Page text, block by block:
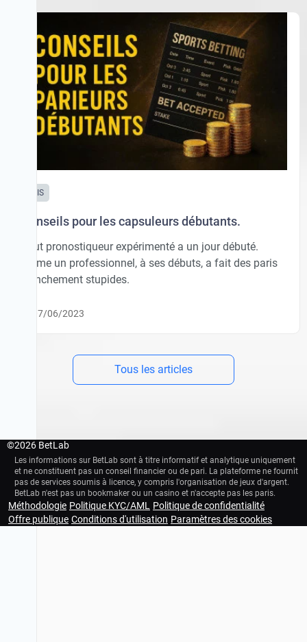
AVIS
Conseils pour les capsuleurs débutants.
Tout pronostiqueur expérimenté a un jour débuté.
Même un professionnel, à ses débuts, a fait des paris
franchement stupides.
07/06/2023
Tous les articles
©2026 BetLab
Les informations sur BetLab sont à titre informatif et analytique uniquement
et ne constituent pas un conseil financier ou de pari. La plateforme ne fournit
pas de services soumis à licence, y compris l'organisation de jeux d'argent.
BetLab n'est pas un bookmaker ou un casino et n'accepte pas les paris.
18+Plateforme éducative d'analyse footballistique. Nous n'acceptons pas de
Méthodologie Politique KYC/AML
Politique de confidentialité
Offre publique Conditions d'utilisation Paramètres des cookies